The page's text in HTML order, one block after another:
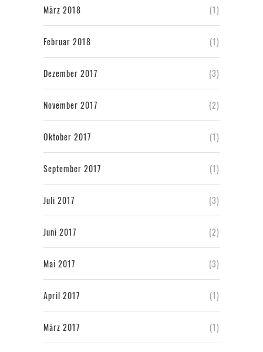
März 2018 (1)
Februar 2018 (1)
Dezember 2017 (3)
November 2017 (2)
Oktober 2017 (1)
September 2017 (1)
Juli 2017 (3)
Juni 2017 (2)
Mai 2017 (3)
April 2017 (1)
März 2017 (1)